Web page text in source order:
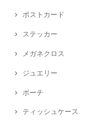
ポストカード
ステッカー
メガネクロス
ジュエリー
ポーチ
ティッシュケース